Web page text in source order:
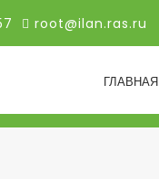
root@ilan.ras.ru
ГЛАВНАЯ